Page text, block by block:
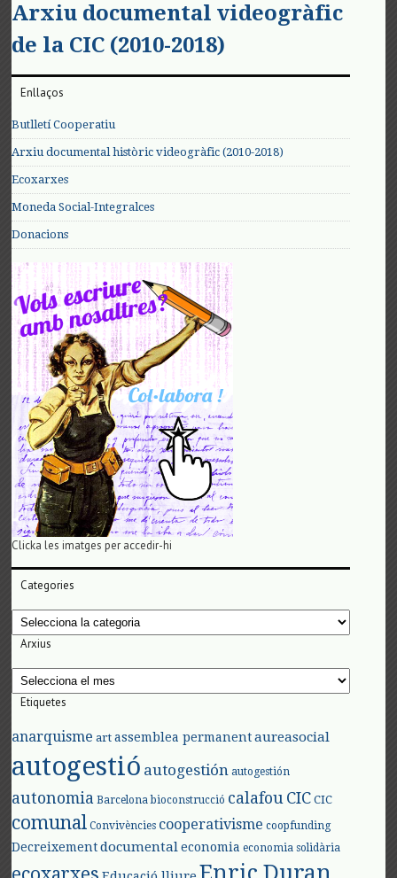
Arxiu documental videogràfic
de la CIC (2010-2018)
Enllaços
Butlletí Cooperatiu
Arxiu documental històric videogràfic (2010-2018)
Ecoxarxes
Moneda Social-Integralces
Donacions
Clicka les imatges per accedir-hi
Categories
Categories
Arxius
Arxius
Etiquetes
anarquisme art assemblea permanent aureasocial
autogestió autogestión autogestión
autonomia Barcelona bioconstrucció calafouCIC CIC
comunal Convivències cooperativisme coopfunding
Decreixement documental economia economia solidària